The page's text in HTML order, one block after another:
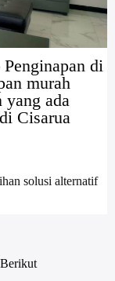
di
murah
yang ada
Cisarua
solusi alternatif
Berikut